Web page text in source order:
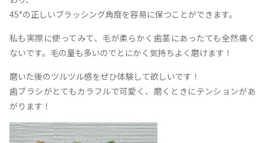
45°の正しいブラッシング角度を容易に保つことができます。
私も実際に使ってみて、毛が柔らかく歯茎にあったても全然痛く
ないです。毛の量も多いのでとにかく気持ちよく磨けます！
磨いた後のツルツル感をぜひ体験して欲しいです！
歯ブラシがとてもカラフルで可愛く、磨くときにテンションがあ
がります！